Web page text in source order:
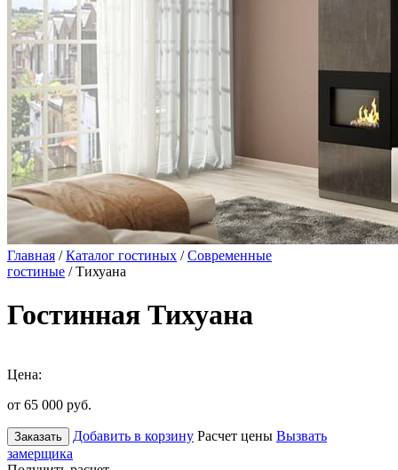
Главная /Каталог гостиных /Современные
гостиные / Тихуана
Гостинная Тихуана
Цена:
от 65 000 руб.
Заказать Добавить в корзину Расчет цены Вызвать
замерщика